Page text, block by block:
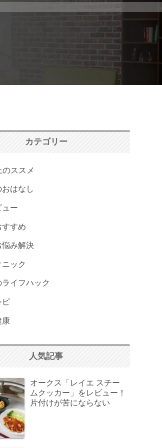
カテゴリー
ススメ
はなし
ュー
すめ
悩み解決
ック
イフハック
ピ
康
人気記事
オークス「レイエ スチー
ムクッカー」をレビュー！
片付けが苦にならない